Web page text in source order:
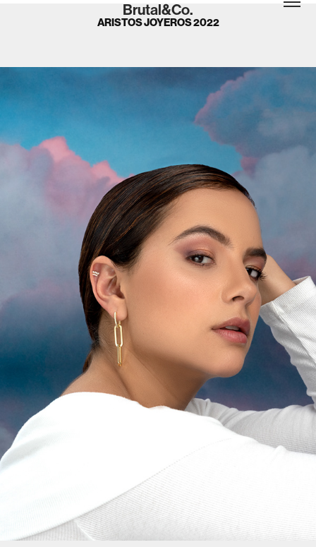
Brutal&Co.
ARISTOS JOYEROS 2022